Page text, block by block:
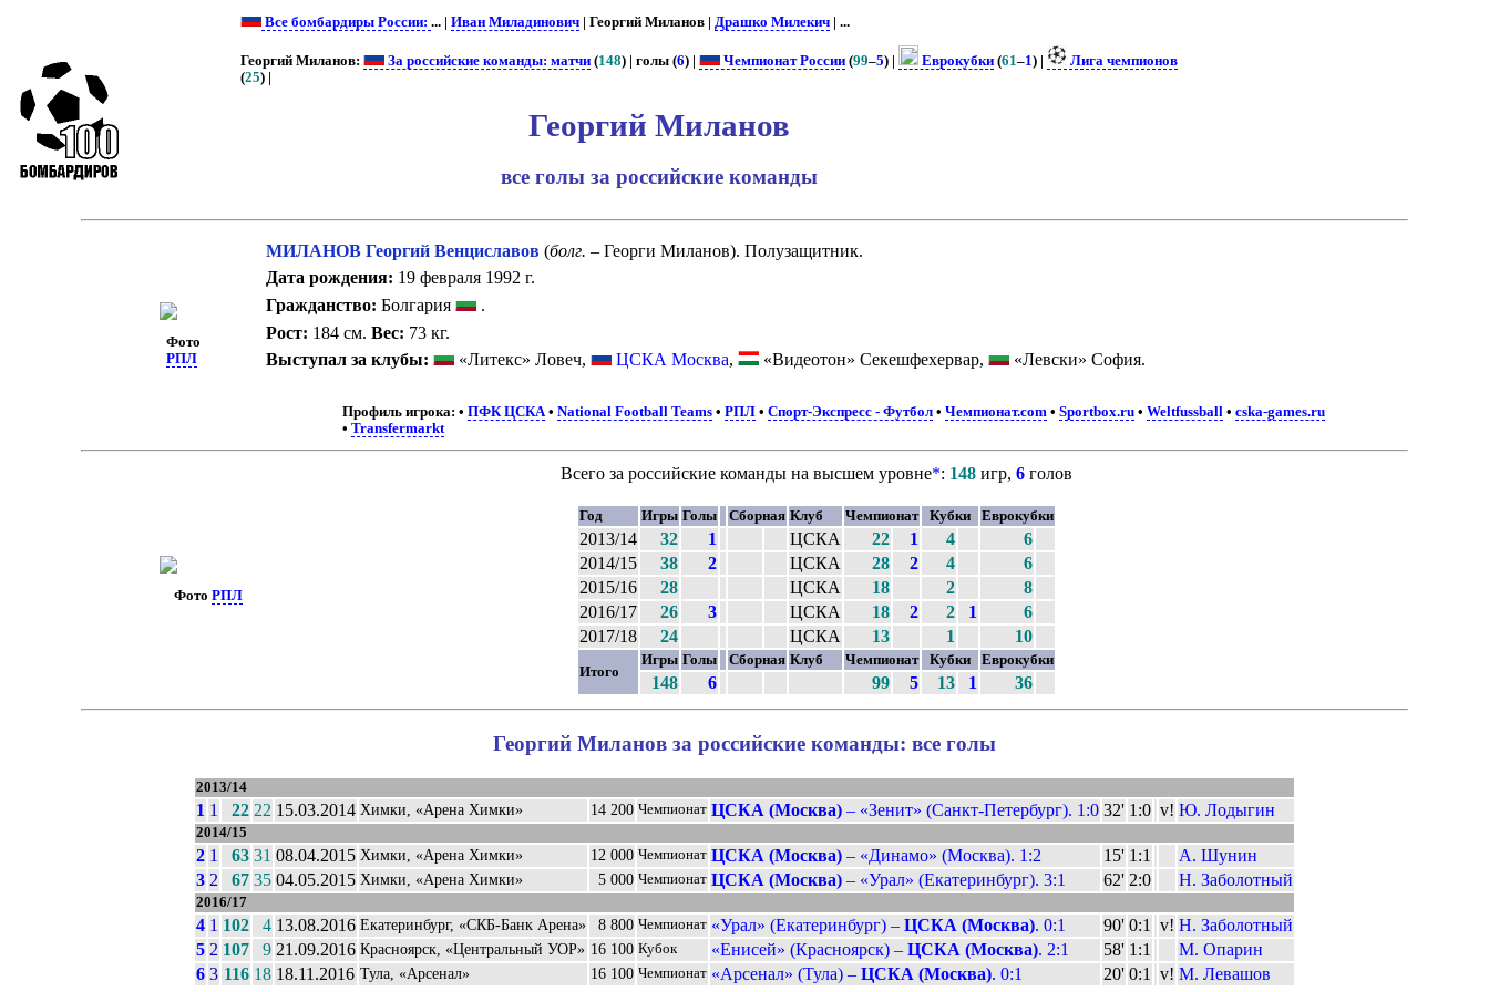
Все бомбардиры России:... |Иван Миладинович | Георгий Миланов |Драшко Милекич | ...
Георгий Миланов: За российские команды: матчи (148) | голы (6) | Чемпионат России (99–5) | Еврокубки (61–1) |
Лига чемпионов
(25) |
Георгий Миланов
все голы за российские команды
Фото
РПЛ
МИЛАНОВ Георгий Венциславов (болг. – Георги Миланов). Полузащитник.
Дата рождения: 19 февраля 1992 г.
Гражданство: Болгария
.
Рост: 184 см. Вес: 73 кг.
Выступал за клубы:
«Литекс» Ловеч, ЦСКА Москва, «Видеотон» Секешфехервар, «Левски» София.
Профиль игрока: • ПФК ЦСКА• National Football Teams • РПЛ • Спорт-Экспресс - Футбол • Чемпионат.com • Sportbox.ru • Weltfussball • cska-games.ru
• Transfermarkt
Фото РПЛ
Всего за российские команды на высшем уровне*: 148 игр, 6 голов
Год Игры Голы Сборная Клуб Чемпионат Кубки Еврокубки
2013/14 32 1 ЦСКА 22 1 4
6
2014/15
38 2 ЦСКА 28 2 4
6
2015/16
28 ЦСКА 18 2
8
2016/17
26 3 ЦСКА 18 2 2 1
6
2017/18
24 ЦСКА 13 1 10
Итого
Игры Голы Сборная Клуб Чемпионат Кубки Еврокубки
148 6 99 5 13 1 36
Георгий Миланов за российские команды: все голы
2013/14
1 1 22 22 15.03.2014 Химки, «Арена Химки» 14 200 Чемпионат ЦСКА (Москва) – «Зенит» (Санкт-Петербург). 1:0 32' 1:0 v! Ю. Лодыгин
2014/15
2 1 63 31 08.04.2015 Химки, «Арена Химки» 12 000 Чемпионат ЦСКА (Москва) – «Динамо» (Москва). 1:2 15' 1:1
А. Шунин
3 2 67 35 04.05.2015 Химки, «Арена Химки» 5 000 Чемпионат ЦСКА (Москва) – «Урал» (Екатеринбург). 3:1 62' 2:0 Н. Заболотный
2016/17
4 1 102 4 13.08.2016 Екатеринбург, «СКБ-Банк Арена» 8 800 Чемпионат «Урал» (Екатеринбург) – ЦСКА (Москва). 0:1 90' 0:1 v! Н. Заболотный
5 2 107 9 21.09.2016 Красноярск, «Центральный УОР» 16 100 Кубок «Енисей» (Красноярск) – ЦСКА (Москва). 2:1 58' 1:1
М. Опарин
6 3 116 18 18.11.2016 Тула, «Арсенал» 16 100 Чемпионат «Арсенал» (Тула) – ЦСКА (Москва). 0:1 20' 0:1 v! М. Левашов